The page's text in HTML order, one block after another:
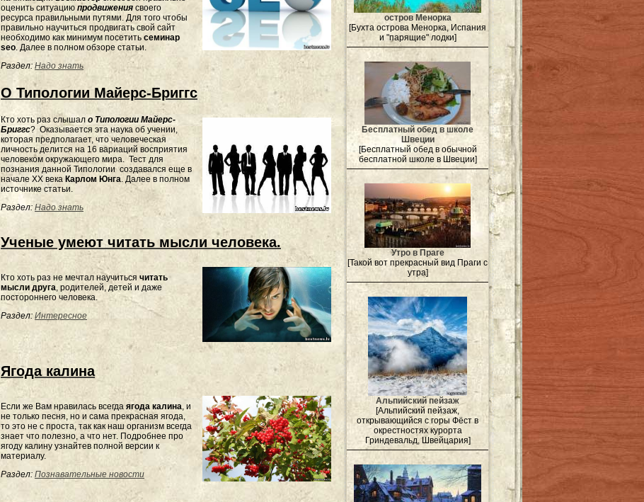
оценить ситуацию продвижения своего
ресурса правильными путями. Для того чтобы
правильно научиться продвигать свой сайт
необходимо как минимум посетить семинар
seo. Далее в полном обзоре статьи.
Раздел: Надо знать
О Типологии Майерс-Бриггс
Кто хоть раз слышал о Типологии Майерс-
Бриггс? Оказывается эта наука об учении,
которая предполагает, что человеческая
личность делится на 16 вариаций восприятия
человеком окружающего мира. Тест для
познания данной Типологии создавался еще в
начале XX века Карлом Юнга. Далее в полном
источнике статьи.
Раздел: Надо знать
Ученые умеют читать мысли человека.
Кто хоть раз не мечтал научиться читать
мысли друга, родителей, детей и даже
постороннего человека.
Раздел: Интересное
Ягода калина
Если же Вам нравилась всегда ягода калина, и
не только песня, но и сама прекрасная ягода,
то это не с проста, так как наш организм всегда
знает что полезно, а что нет. Подробнее про
ягоду калину узнайтев полной версии к
материалу.
Раздел: Познавательные новости
остров Менорка
[Бухта острова Менорка, Испания
и "парящие" лодки]
Бесплатный обед в школе
Швеции
[Бесплатный обед в обычной
бесплатной школе в Швеции]
Утро в Праге
[Такой вот прекрасный вид Праги с
утра]
Альпийский пейзаж
[Альпийский пейзаж,
открывающийся с горы Фёст в
окрестностях курорта
Гриндевальд, Швейцария]